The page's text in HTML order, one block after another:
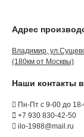
Адрес
Владимир,
(180км от Москвы)
Наши контакты
Пн-Пт с 9-00 до
+7 930 830-42-50
ilo-1988@mail.ru